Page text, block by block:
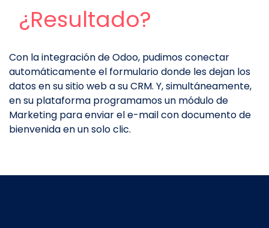
¿Resultado?
Con la integración de Odoo, pudimos conectar
automáticamente el formulario donde les dejan los
datos en su sitio web a su CRM. Y, simultáneamente,
en su plataforma programamos un módulo de
Marketing para enviar el e-mail con documento de
bienvenida en un solo clic.